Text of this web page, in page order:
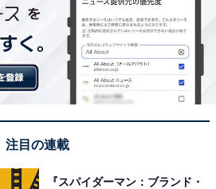
注目の連載
『スパイダーマン：ブランド・